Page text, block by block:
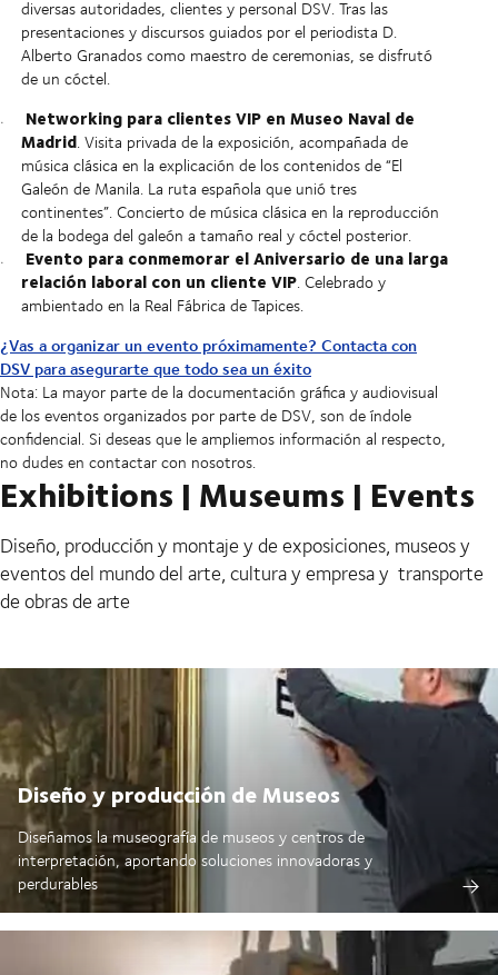
diversas autoridades, clientes y personal DSV. Tras las
presentaciones y discursos guiados por el periodista D.
Alberto Granados como maestro de ceremonias, se disfrutó
de un cóctel.
Networking para clientes VIP en Museo Naval de
Madrid. Visita privada de la exposición, acompañada de
música clásica en la explicación de los contenidos de “El
Galeón de Manila. La ruta española que unió tres
continentes”. Concierto de música clásica en la reproducción
de la bodega del galeón a tamaño real y cóctel posterior.
Evento para conmemorar el Aniversario de una larga
relación laboral con un cliente VIP. Celebrado y
ambientado en la Real Fábrica de Tapices.
¿Vas a organizar un evento próximamente? Contacta con
DSV para asegurarte que todo sea un éxito
Nota: La mayor parte de la documentación gráfica y audiovisual
de los eventos organizados por parte de DSV, son de índole
confidencial. Si deseas que le ampliemos información al respecto,
no dudes en contactar con nosotros.
Exhibitions | Museums | Events
Diseño, producción y montaje y de exposiciones, museos y
eventos del mundo del arte, cultura y empresa y transporte
de obras de arte
Diseño y producción de Museos
Diseñamos la museografía de museos y centros de
interpretación, aportando soluciones innovadoras y
perdurables